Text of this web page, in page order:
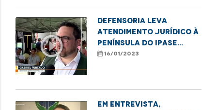
play_circle_outline
Defensoria leva
atendimento jurídico à
Península do Ipase
durante ação social
16/01/2023
Em entrevista,